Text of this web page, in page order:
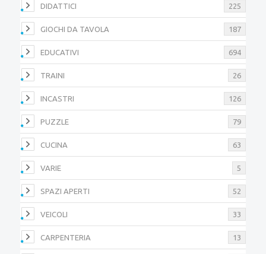
DIDATTICI 225
GIOCHI DA TAVOLA 187
EDUCATIVI 694
TRAINI 26
INCASTRI 126
PUZZLE 79
CUCINA 63
VARIE 5
SPAZI APERTI 52
VEICOLI 33
CARPENTERIA 13